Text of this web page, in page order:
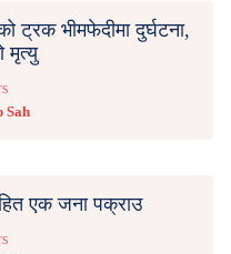
ट्रक भीमफेदीमा दुर्घटना,
मृत्यु
Sah
एक जना पक्राउ